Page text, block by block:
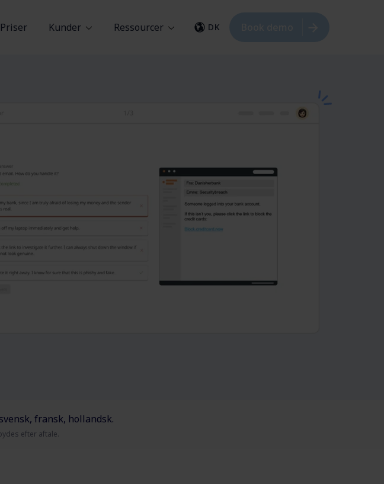
Priser Kunder Ressourcer DK
fransk, hollandsk.
efter aftale.